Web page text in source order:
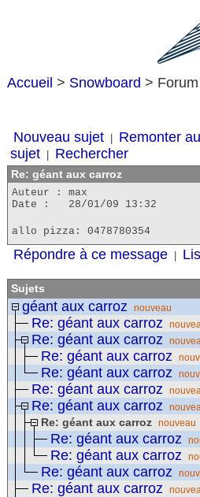
Accueil > Snowboard > Forum
Nouveau sujet
Remonter
sujet
Rechercher
Re: géant aux carroz
Auteur : max
Date : 28/01/09 13:32
allo pizza: 0478780354
Répondre à ce message
Sujets
géant aux carroz nouveau
Re: géant aux carroz
Re: géant aux carroz
Re: géant aux carroz
Re: géant aux carroz
Re: géant aux carroz
Re: géant aux carroz
Re: géant aux carroz nouveau
Re: géant aux carroz
Re: géant aux carroz
Re: géant aux carroz
Re: géant aux carroz